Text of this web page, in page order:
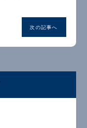
次の記事へ